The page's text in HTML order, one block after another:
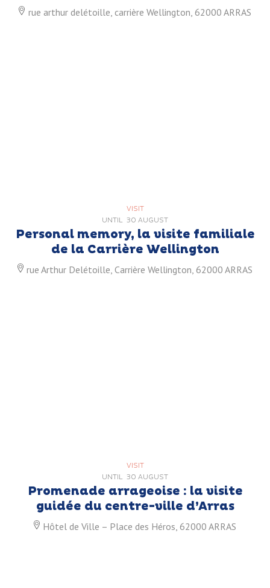
rue arthur delétoille, carrière Wellington, 62000 ARRAS
VISIT
UNTIL 30 AUGUST
Personal memory, la visite familiale
de la Carrière Wellington
rue Arthur Delétoille, Carrière Wellington, 62000 ARRAS
VISIT
UNTIL 30 AUGUST
Promenade arrageoise : la visite
guidée du centre-ville d’Arras
Hôtel de Ville – Place des Héros, 62000 ARRAS